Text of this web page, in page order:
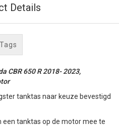
Details
Tags
CBR 650 R 2018- 2023,
tanktas naar keuze bevestigd
tanktas op de motor mee te